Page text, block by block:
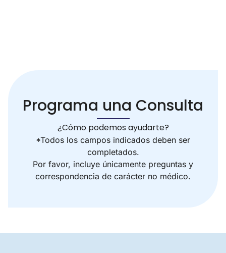
Programa una Consulta
¿Cómo podemos ayudarte?
*Todos los campos indicados deben ser
completados.
Por favor, incluye únicamente preguntas y
correspondencia de carácter no médico.